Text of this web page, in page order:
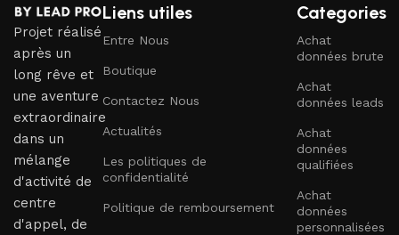
Projet réalisé
après un
long rêve et
une aventure
extraordinaire
dans un
mélange
d'activité de
centre
d'appel, de
Liens utiles
Entre Nous
Boutique
Contactez Nous
Actualités
Les politiques de
confidentialité
Politique de remboursement
Categories
Achat
données brute
Achat
données leads
Achat
données
qualifiées
Achat
données
personnalisées